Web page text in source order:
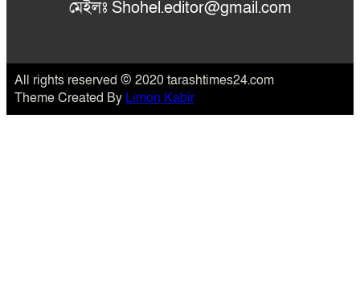
মেইলঃ Shohel.editor@gmail.com
All rights reserved © 2020 tarashtimes24.com
Theme Created By Limon Kabir